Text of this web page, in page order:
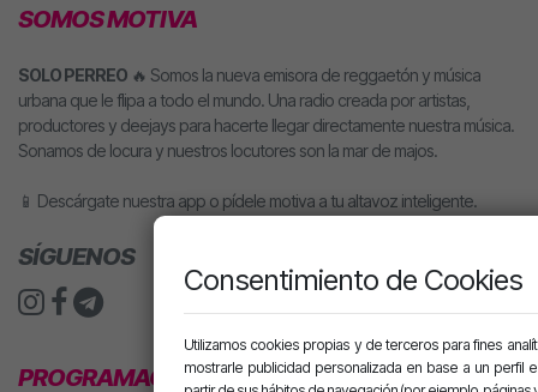
SOMOS MOTIVA
SOLO PERREO 🔥 Somos la nueva emisora de reggaetón y música
urbana que le flipa a todo el mundo. Una radio creada por artistas,
productores y deejays para hacerte llegar directamente nuestra música.
Sonamos de locura y nuestros locutores son la mar de majos.
📱 Descárgate nuestra app o pídele motiva a tu altavoz inteligente.
SÍGUENOS
PROGRAMACIÓN
Consentimiento de Cookies
Utilizamos cookies propias y de terceros para fines
mostrarle publicidad personalizada en base a un perfil